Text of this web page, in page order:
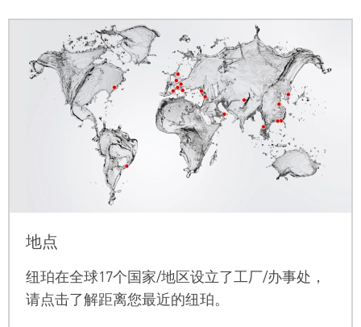
地点
纽珀在全球17个国家/地区设立了工厂/办事处，
请点击了解距离您最近的纽珀。